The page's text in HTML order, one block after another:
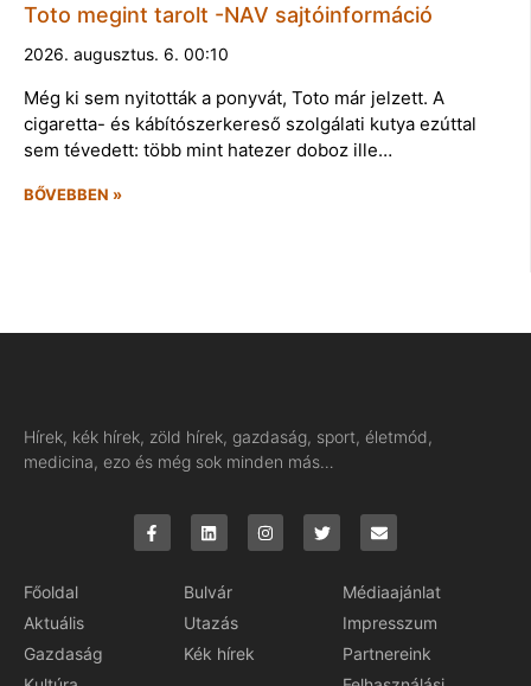
Toto megint tarolt -NAV sajtóinformáció
2026. augusztus. 6. 00:10
Még ki sem nyitották a ponyvát, Toto már jelzett. A
cigaretta- és kábítószerkereső szolgálati kutya ezúttal
sem tévedett: több mint hatezer doboz ille…
BŐVEBBEN »
Hírek, kék hírek, zöld hírek, gazdaság, sport, életmód,
medicina, ezo és még sok minden más…
Főoldal
Aktuális
Gazdaság
Bulvár
Utazás
Kék hírek
Médiaajánlat
Impresszum
Partnereink